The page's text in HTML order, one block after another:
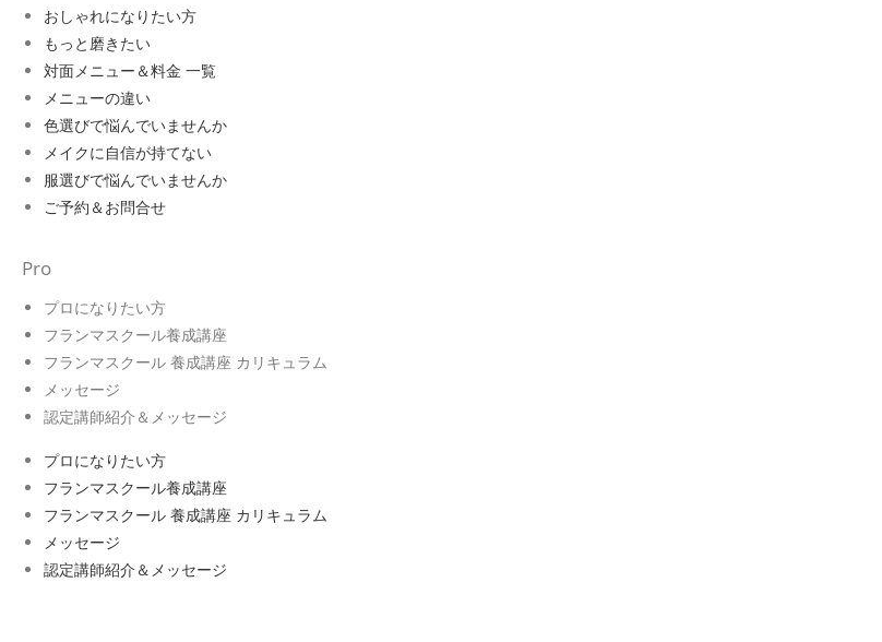
おしゃれになりたい方
もっと磨きたい
対面メニュー＆料金 一覧
メニューの違い
色選びで悩んでいませんか
メイクに自信が持てない
服選びで悩んでいませんか
ご予約＆お問合せ
Pro
プロになりたい方
フランマスクール養成講座
フランマスクール 養成講座 カリキュラム
メッセージ
認定講師紹介＆メッセージ
プロになりたい方
フランマスクール養成講座
フランマスクール 養成講座 カリキュラム
メッセージ
認定講師紹介＆メッセージ